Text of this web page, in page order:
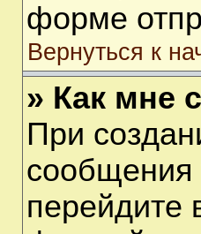
форме
Вернуться к
» Как мне
При
сообщения
перейдите